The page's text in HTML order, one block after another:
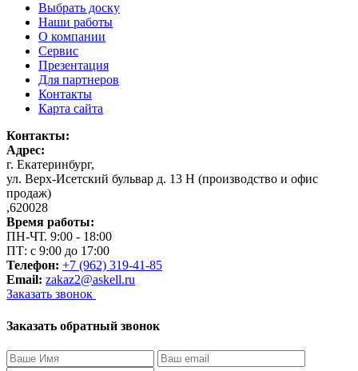
Выбрать доску
Наши работы
О компании
Сервис
Презентация
Для партнеров
Контакты
Карта сайта
Контакты:
Адрес:
г. Екатеринбург,
ул. Верх-Исетский бульвар д. 13 Н (производство и офис
продаж)
,620028
Время работы:
ПН-ЧТ. 9:00 - 18:00
ПТ: с 9:00 до 17:00
Телефон: +7 (962) 319-41-85
Email: zakaz2@askell.ru
Заказать звонок
Заказать обратный звонок